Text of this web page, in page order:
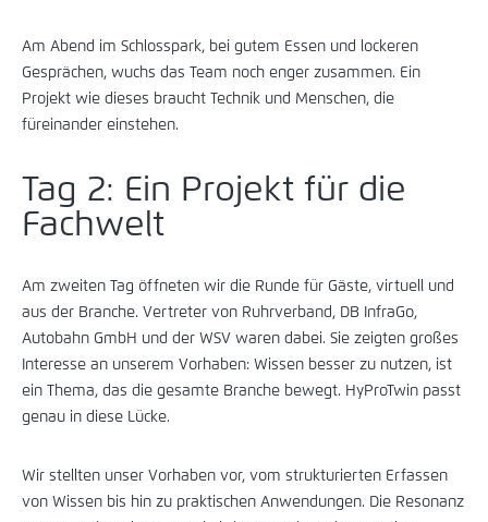
Am Abend im Schlosspark, bei gutem Essen und lockeren
Gesprächen, wuchs das Team noch enger zusammen. Ein
Projekt wie dieses braucht Technik und Menschen, die
füreinander einstehen.
Tag 2: Ein Projekt für die
Fachwelt
Am zweiten Tag öffneten wir die Runde für Gäste, virtuell und
aus der Branche. Vertreter von Ruhrverband, DB InfraGo,
Autobahn GmbH und der WSV waren dabei. Sie zeigten großes
Interesse an unserem Vorhaben: Wissen besser zu nutzen, ist
ein Thema, das die gesamte Branche bewegt. HyProTwin passt
genau in diese Lücke.
Wir stellten unser Vorhaben vor, vom strukturierten Erfassen
von Wissen bis hin zu praktischen Anwendungen. Die Resonanz